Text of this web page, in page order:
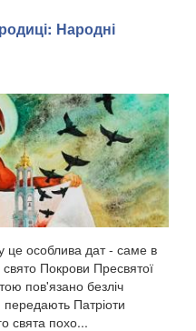
Народні
це особлива дат - саме в
Покрови Пресвятої
пов'язано безліч
передають Патріоти
свята похо...